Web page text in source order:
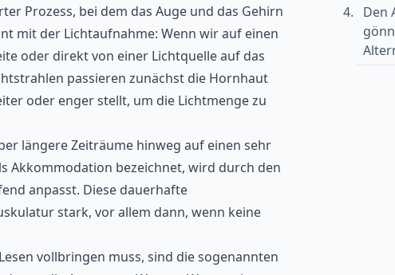
Prozess, bei dem das Auge und das Gehirn
mit der Lichtaufnahme: Wenn wir auf einen
oder direkt von einer Lichtquelle auf das
passieren zunächst die Hornhaut
oder enger stellt, um die Lichtmenge zu
längere Zeiträume hinweg auf einen sehr
Akkommodation bezeichnet, wird durch den
anpasst. Diese dauerhafte
stark, vor allem dann, wenn keine
vollbringen muss, sind die sogenannten
Den